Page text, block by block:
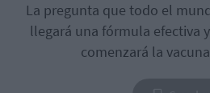
La pregunta que todo el
llegará una fórmula efectiva
comenzará la